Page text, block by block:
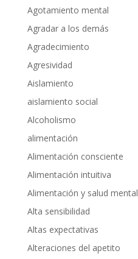
Agotamiento mental
Agradar a los demás
Agradecimiento
Agresividad
Aislamiento
aislamiento social
Alcoholismo
alimentación
Alimentación consciente
Alimentación intuitiva
Alimentación y salud mental
Alta sensibilidad
Altas expectativas
Alteraciones del apetito